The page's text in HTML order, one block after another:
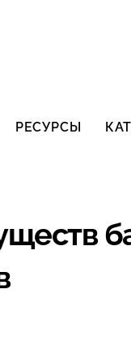
РЕСУРСЫ